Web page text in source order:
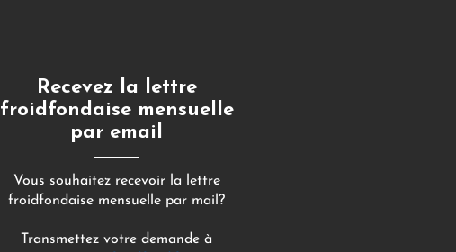
Recevez la lettre
froidfondaise mensuelle
par email
Vous souhaitez recevoir la lettre
froidfondaise mensuelle par mail?
Transmettez votre demande à